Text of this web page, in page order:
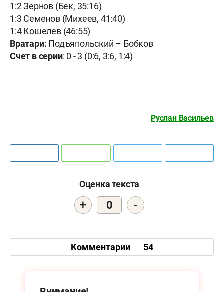
1:2 Зернов (Бек, 35:16)
1:3 Семенов (Михеев, 41:40)
1:4 Кошелев (46:55)
Вратари: Подъяпольский – Бобков
Счет в серии: 0 - 3 (0:6, 3:6, 1:4)
Руслан Васильев
Оценка текста
+ 0 -
Комментарии 54